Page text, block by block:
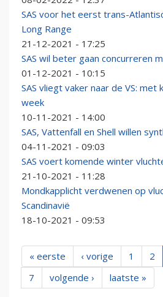
SAS voor het eerst trans-
Long Range
21-12-2021 - 17:25
SAS wil beter gaan concurreren
01-12-2021 - 10:15
SAS vliegt vaker naar de VS:
week
10-11-2021 - 14:00
SAS, Vattenfall en Shell willen
04-11-2021 - 09:03
SAS voert komende winter
21-10-2021 - 11:28
Mondkapplicht verdwenen op
Scandinavië
18-10-2021 - 09:53
« eerste ‹ vorige 1 2
7
volgende › laatste »